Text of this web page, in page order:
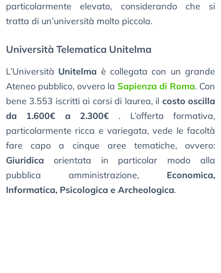
particolarmente elevato, considerando che si
tratta di un’università molto piccola.
Università Telematica Unitelma
L’Università Unitelma è collegata con un grande
Ateneo pubblico, ovvero la Sapienza di Roma. Con
bene 3.553 iscritti ai corsi di laurea, il costo oscilla
da 1.600€ a 2.300€ . L’offerta formativa,
particolarmente ricca e variegata, vede le facoltà
fare capo a cinque aree tematiche, ovvero:
Giuridica orientata in particolar modo alla
pubblica amministrazione, Economica,
Informatica, Psicologica e Archeologica.